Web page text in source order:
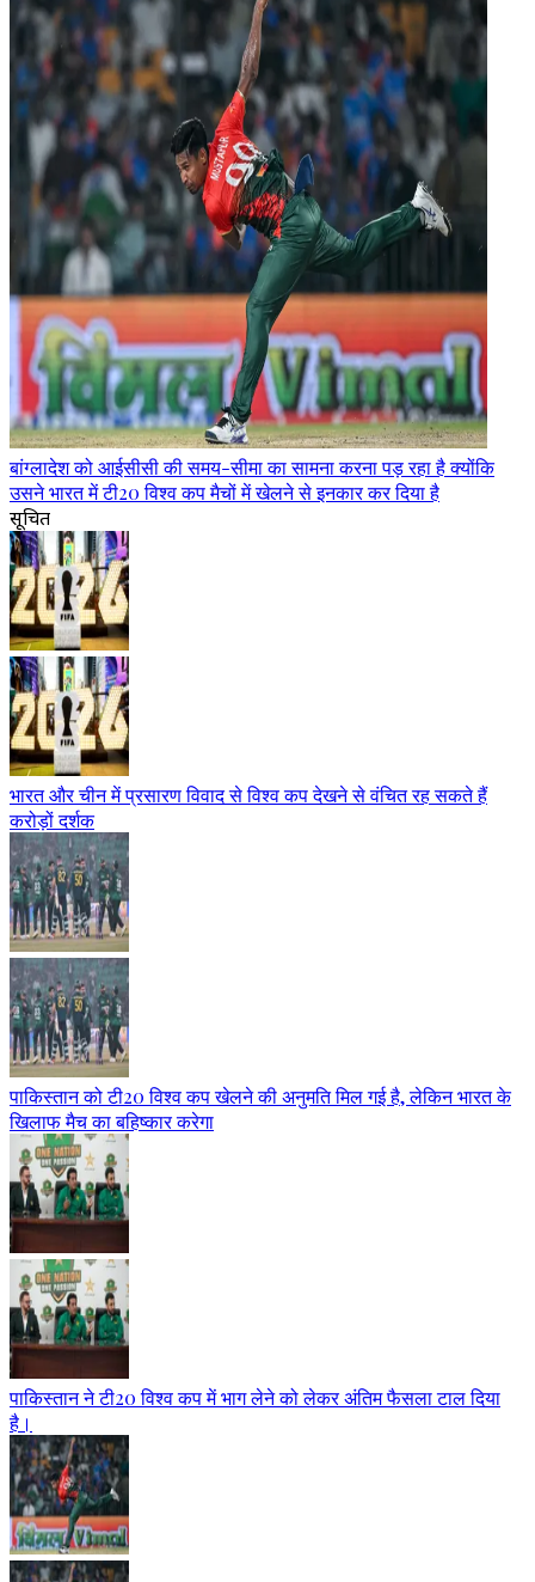
बांग्लादेश को आईसीसी की समय-सीमा का सामना करना पड़ रहा है क्योंकि
उसने भारत में टी20 विश्व कप मैचों में खेलने से इनकार कर दिया है
सूचित
भारत और चीन में प्रसारण विवाद से विश्व कप देखने से वंचित रह सकते हैं
करोड़ों दर्शक
पाकिस्तान को टी20 विश्व कप खेलने की अनुमति मिल गई है, लेकिन भारत के
खिलाफ मैच का बहिष्कार करेगा
पाकिस्तान ने टी20 विश्व कप में भाग लेने को लेकर अंतिम फैसला टाल दिया
है।